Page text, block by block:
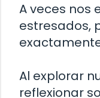
A veces nos
estresados,
Al explorar
reflexionar